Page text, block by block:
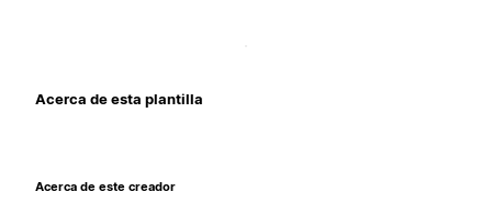
Acerca de esta plantilla
Acerca de este creador